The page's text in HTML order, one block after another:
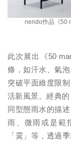
nendo作品《50
此次展出《50
條，如汗水、氣
突破平面維度限
活新風景。經典
同型態雨水的描
雨、微雨或是範
「霙」等，透過